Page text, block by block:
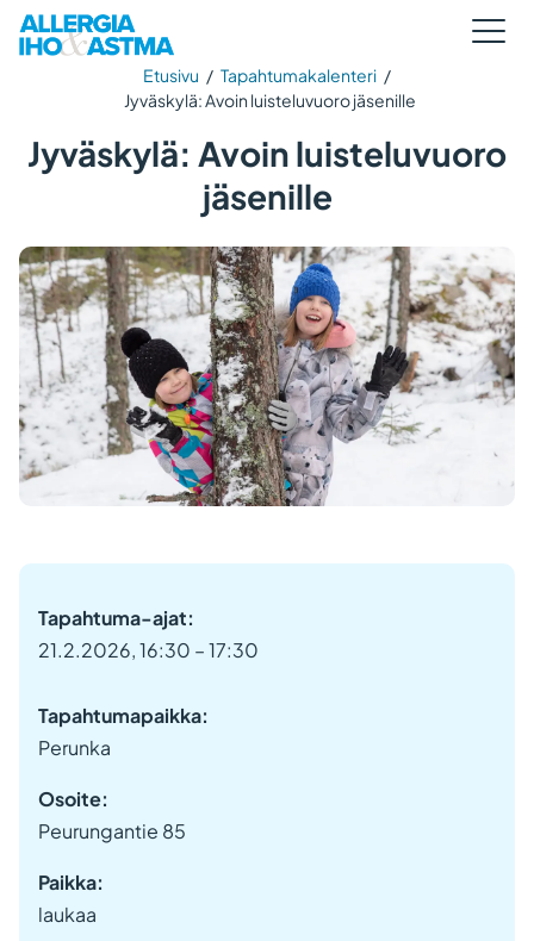
Etusivu / Tapahtumakalenteri /
Jyväskylä: Avoin luisteluvuoro jäsenille
Jyväskylä: Avoin luisteluvuoro
jäsenille
Tapahtuma-ajat:
21.2.2026, 16:30 – 17:30
Tapahtumapaikka:
Perunka
Osoite:
Peurungantie 85
Paikka:
laukaa